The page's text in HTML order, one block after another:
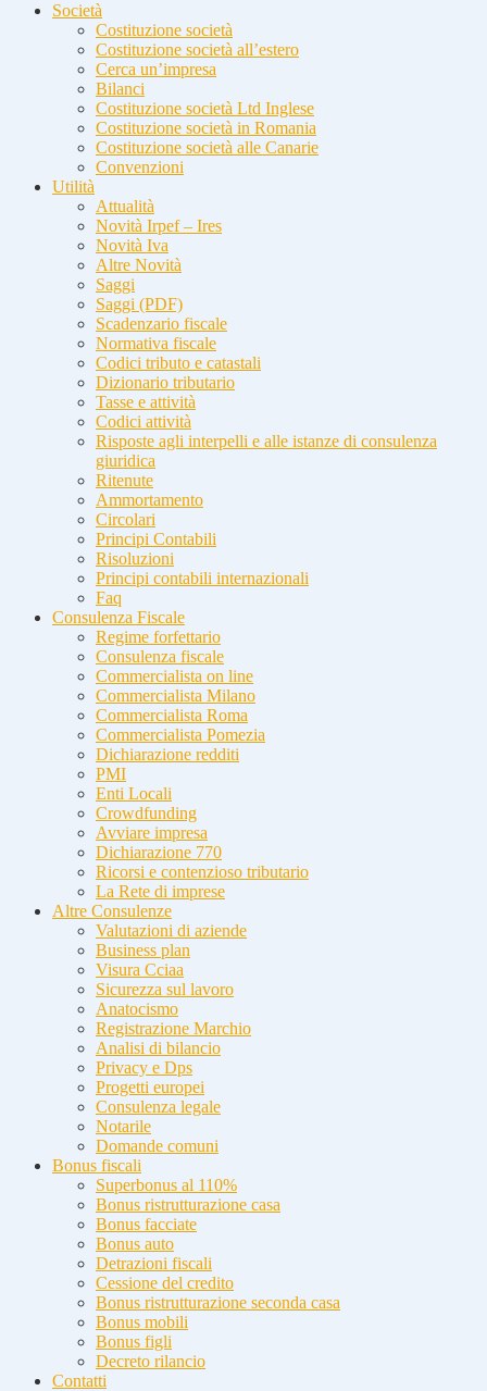
Società
Costituzione società
Costituzione società all’estero
Cerca un’impresa
Bilanci
Costituzione società Ltd Inglese
Costituzione società in Romania
Costituzione società alle Canarie
Convenzioni
Utilità
Attualità
Novità Irpef – Ires
Novità Iva
Altre Novità
Saggi
Saggi (PDF)
Scadenzario fiscale
Normativa fiscale
Codici tributo e catastali
Dizionario tributario
Tasse e attività
Codici attività
Risposte agli interpelli e alle istanze di consulenza
giuridica
Ritenute
Ammortamento
Circolari
Principi Contabili
Risoluzioni
Principi contabili internazionali
Faq
Consulenza Fiscale
Regime forfettario
Consulenza fiscale
Commercialista on line
Commercialista Milano
Commercialista Roma
Commercialista Pomezia
Dichiarazione redditi
PMI
Enti Locali
Crowdfunding
Avviare impresa
Dichiarazione 770
Ricorsi e contenzioso tributario
La Rete di imprese
Altre Consulenze
Valutazioni di aziende
Business plan
Visura Cciaa
Sicurezza sul lavoro
Anatocismo
Registrazione Marchio
Analisi di bilancio
Privacy e Dps
Progetti europei
Consulenza legale
Notarile
Domande comuni
Bonus fiscali
Superbonus al 110%
Bonus ristrutturazione casa
Bonus facciate
Bonus auto
Detrazioni fiscali
Cessione del credito
Bonus ristrutturazione seconda casa
Bonus mobili
Bonus figli
Decreto rilancio
Contatti